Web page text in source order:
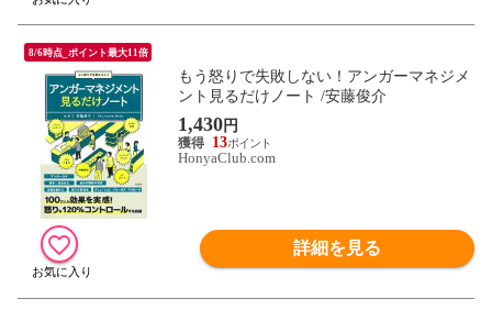
8/6時点_ポイント最大11倍
もう怒りで失敗しない！アンガーマネジメ
ント見るだけノート /安藤俊介
1,430円
13
HonyaClub.com
詳細を見る